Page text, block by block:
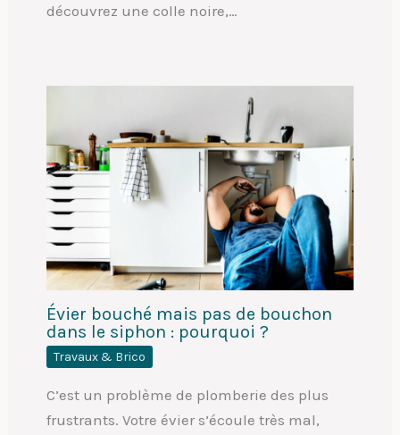
découvrez une colle noire,…
Évier bouché mais pas de bouchon
dans le siphon : pourquoi ?
Travaux & Brico
C’est un problème de plomberie des plus
frustrants. Votre évier s’écoule très mal,